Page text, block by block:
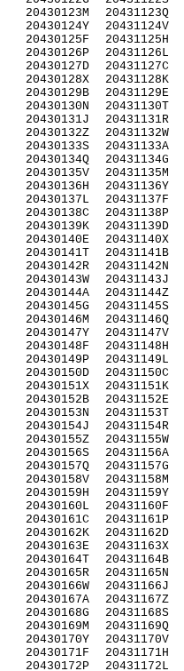
20430123M
20430124Y
20430125F
20430126P
20430127D
20430128X
20430129B
20430130N
20430131J
20430132Z
20430133S
20430134Q
20430135V
20430136H
20430137L
20430138C
20430139K
20430140E
20430141T
20430142R
20430143W
20430144A
20430145G
20430146M
20430147Y
20430148F
20430149P
20430150D
20430151X
20430152B
20430153N
20430154J
20430155Z
20430156S
20430157Q
20430158V
20430159H
20430160L
20430161C
20430162K
20430163E
20430164T
20430165R
20430166W
20430167A
20430168G
20430169M
20430170Y
20430171F
20430172P
20431123Q
20431124V
20431125H
20431126L
20431127C
20431128K
20431129E
20431130T
20431131R
20431132W
20431133A
20431134G
20431135M
20431136Y
20431137F
20431138P
20431139D
20431140X
20431141B
20431142N
20431143J
20431144Z
20431145S
20431146Q
20431147V
20431148H
20431149L
20431150C
20431151K
20431152E
20431153T
20431154R
20431155W
20431156A
20431157G
20431158M
20431159Y
20431160F
20431161P
20431162D
20431163X
20431164B
20431165N
20431166J
20431167Z
20431168S
20431169Q
20431170V
20431171H
20431172L